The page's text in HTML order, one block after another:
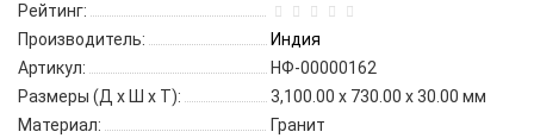
Рейтинг:
Производитель:
Индия
Артикул:
НФ-00000162
Размеры (Д x Ш x Т):
3,100.00 x 730.00 x 30.00 мм
Материал:
Гранит